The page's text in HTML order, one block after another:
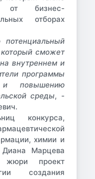
от бизнес-
отборах
сможет
внутреннем и
программы
и повышению
среды, -
конкурса,
химии и
Диана Марцева
жюри проект
создания